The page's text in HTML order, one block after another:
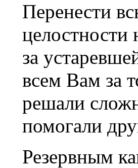
Перенести
целостности
за
всем Вам за
решали
помогали
Резервным